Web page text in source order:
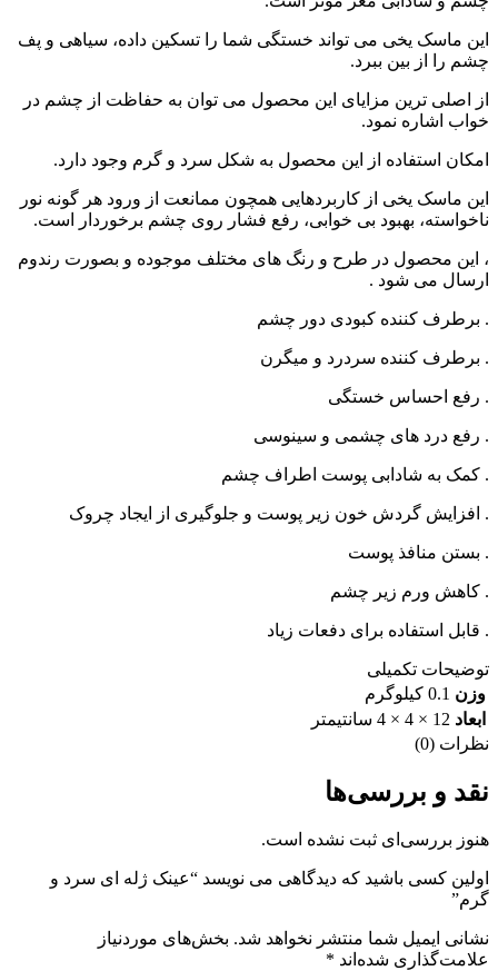
این ماسک یخی می تواند خستگی شما را تسکین داده، سیاهی و پف
چشم را از بین ببرد.
از اصلی ترین مزایای این محصول می توان به حفاظت از چشم در
خواب اشاره نمود.
امکان استفاده از این محصول به شکل سرد و گرم وجود دارد.
این ماسک یخی از کاربردهایی همچون ممانعت از ورود هر گونه نور
ناخواسته، بهبود بی خوابی، رفع فشار روی چشم برخوردار است.
، این محصول در طرح و رنگ های مختلف موجوده و بصورت رندوم
ارسال می شود .
. برطرف کننده کبودی دور چشم
. برطرف کننده سردرد و میگرن
. رفع احساس خستگی
. رفع درد های چشمی و سینوسی
. کمک به شادابی پوست اطراف چشم
. افزایش گردش خون زیر پوست و جلوگیری از ایجاد چروک
. بستن منافذ پوست
. کاهش ورم زیر چشم
. قابل استفاده برای دفعات زیاد
توضیحات تکمیلی
وزن 0.1 کیلوگرم
ابعاد 12 × 4 × 4 سانتیمتر
نظرات (0)
نقد و بررسی‌ها
هنوز بررسی‌ای ثبت نشده است.
اولین کسی باشید که دیدگاهی می نویسد “عینک ژله ای سرد و
گرم”
نشانی ایمیل شما منتشر نخواهد شد. بخش‌های موردنیاز
علامت‌گذاری شده‌اند *